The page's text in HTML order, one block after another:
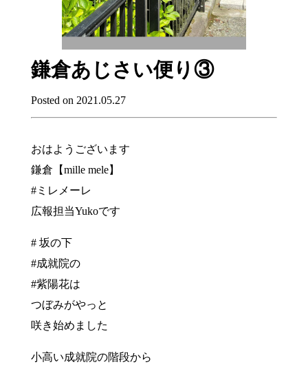
鎌倉あじさい便り③
Posted on 2021.05.27
おはようございます
鎌倉【mille mele】
#ミレメーレ
広報担当Yukoです
# 坂の下
#成就院の
#紫陽花は
つぼみがやっと
咲き始めました
小高い成就院の階段から